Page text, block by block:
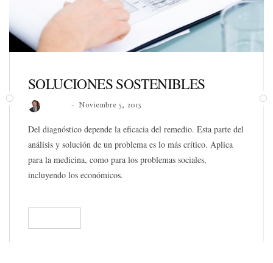
SOLUCIONES SOSTENIBLES
Noviembre 5, 2015
Del diagnóstico depende la eficacia del remedio. Esta parte del
análisis y solución de un problema es lo más crítico. Aplica
para la medicina, como para los problemas sociales,
incluyendo los económicos.